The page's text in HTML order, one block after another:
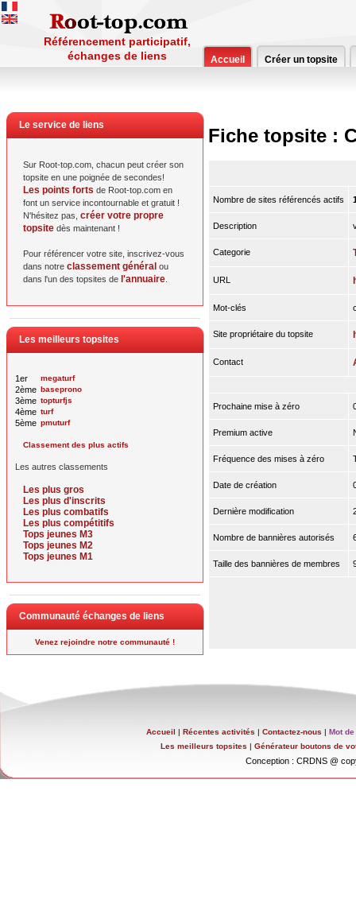
Référencement participatif,
échanges de liens
Accueil Créer un topsite
Le service de liens
Sur Root-top.com, chacun peut créer son
topsite en une poignée de secondes!
Les points forts de Root-top.com en
font un service incontournable et gratuit !
N'hésitez pas, créer votre propre
topsite dès maintenant !
Pour référencer votre site, inscrivez-vous
dans notre classement général ou
dans l'un des topsites de l'annuaire
Les meilleurs topsites
1er megaturf
2ème baseprono
3ème topturfjs
4ème turf
5ème pmuturf
Classement des plus actifs
Les autres classements
Les plus gros
Les plus d'inscrits
Les plus combatifs
Les plus compétitifs
Tops jeunes M3
Tops jeunes M2
Tops jeunes M1
Communauté échanges de liens
Venez rejoindre notre communauté !
Fiche topsite :
Nombre de sites référencés actifs
Description
Categorie
URL
Mot-clés
Site propriétaire du topsite
Contact
Prochaine mise à zéro
Premium active
Fréquence des mises à zéro
Date de création
Dernière modification
Nombre de bannières autorisés
Taille des bannières de membres
Accueil | Récentes activités | Contactez-nous | Mot
Les meilleurs topsites | Générateur boutons de
Conception : CRDNS @